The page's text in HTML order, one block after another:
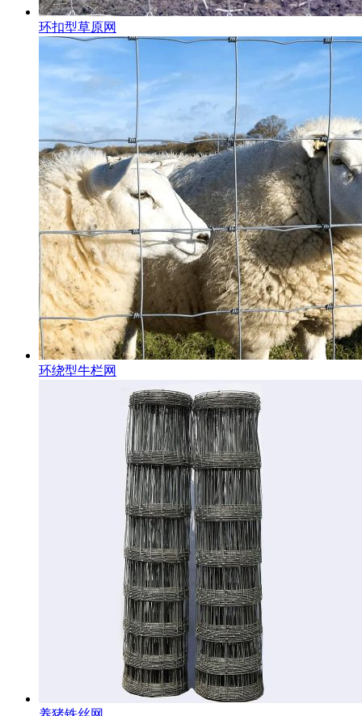
环扣型草原网
环绕型牛栏网